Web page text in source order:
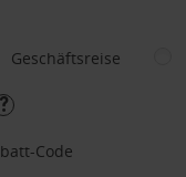
Geschäftsreise
Code